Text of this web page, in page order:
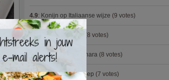
4.9: Konijn op Italiaanse wijze (9 votes)
(8 votes)
4.9:Courgette carbonara (8 votes)
4.9:Aziatische preisoep (7 votes)
×